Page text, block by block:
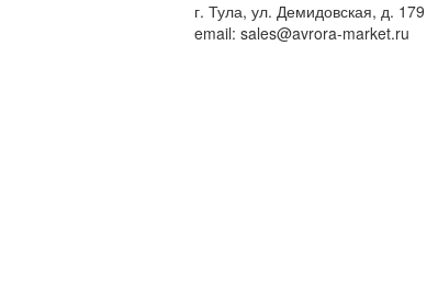
г. Тула, ул. Демидовская, д. 179
email: sales@avrora-market.ru